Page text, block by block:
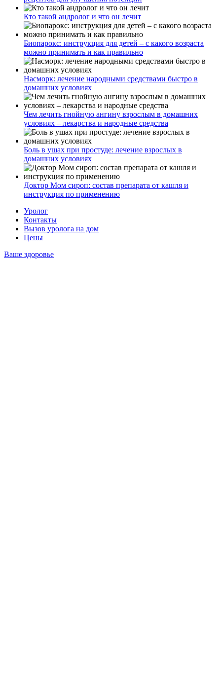
Кто такой андролог и что он лечит
Биопарокс: инструкция для детей – с какого возраста
можно принимать и как правильно
Насморк: лечение народными средствами быстро в
домашних условиях
Чем лечить гнойную ангину взрослым в домашних
условиях – лекарства и народные средства
Боль в ушах при простуде: лечение взрослых в
домашних условиях
Доктор Мом сироп: состав препарата от кашля и
инструкция по применению
Уролог
Контакты
Вызов уролога на дом
Цены
Ваше здоровье